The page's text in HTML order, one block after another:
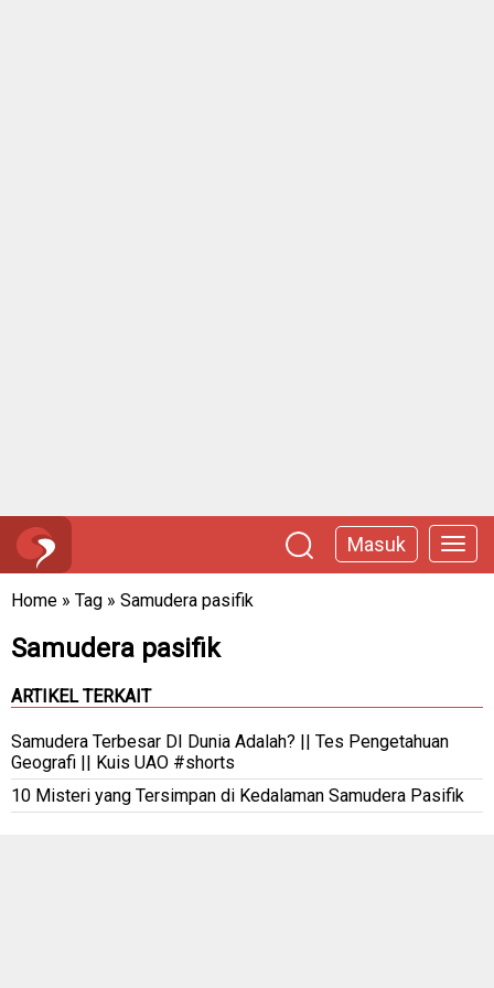
Masuk
Home » Tag » Samudera pasifik
Samudera pasifik
ARTIKEL TERKAIT
Samudera Terbesar DI Dunia Adalah? || Tes Pengetahuan
Geografi || Kuis UAO #shorts
10 Misteri yang Tersimpan di Kedalaman Samudera Pasifik